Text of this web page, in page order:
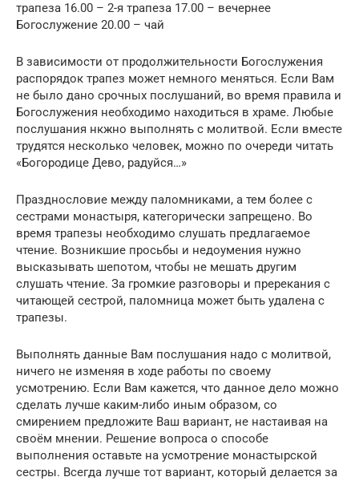
трапеза 16.00 – 2-я трапеза 17.00 – вечернее
Богослужение 20.00 – чай
В зависимости от продолжительности Богослужения
распорядок трапез может немного меняться. Если Вам
не было дано срочных послушаний, во время правила и
Богослужения необходимо находиться в храме. Любые
послушания нкжно выполнять с молитвой. Если вместе
трудятся несколько человек, можно по очереди читать
«Богородице Дево, радуйся…»
Празднословие между паломниками, а тем более с
сестрами монастыря, категорически запрещено. Во
время трапезы необходимо слушать предлагаемое
чтение. Возникшие просьбы и недоумения нужно
высказывать шепотом, чтобы не мешать другим
слушать чтение. За громкие разговоры и пререкания с
читающей сестрой, паломница может быть удалена с
трапезы.
Выполнять данные Вам послушания надо с молитвой,
ничего не изменяя в ходе работы по своему
усмотрению. Если Вам кажется, что данное дело можно
сделать лучше каким-либо иным образом, со
смирением предложите Ваш вариант, не настаивая на
своём мнении. Решение вопроса о способе
выполнения оставьте на усмотрение монастырской
сестры. Всегда лучше тот вариант, который делается за